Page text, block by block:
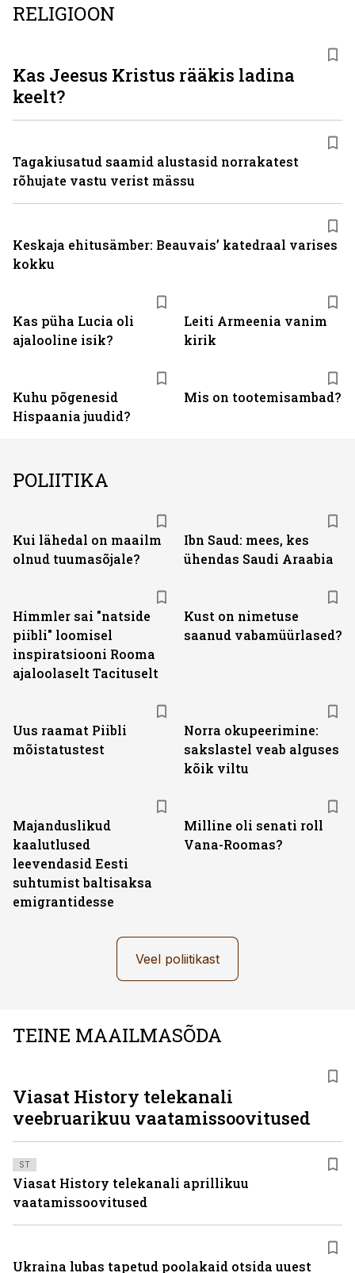
RELIGIOON
Kas püha Lucia oli
ajalooline isik?
Leiti Armeenia vanim
kirik
Kuhu põgenesid
Hispaania juudid?
Mis on tootemisambad?
Kas Jeesus Kristus rääkis ladina
keelt?
Tagakiusatud saamid alustasid norrakatest
rõhujate vastu verist mässu
Keskaja ehitusämber: Beauvais’ katedraal varises
kokku
POLIITIKA
Kui lähedal on maailm
olnud tuumasõjale?
Ibn Saud: mees, kes
ühendas Saudi Araabia
Himmler sai "natside
piibli" loomisel
inspiratsiooni Rooma
ajaloolaselt Tacituselt
Kust on nimetuse
saanud vabamüürlased?
Uus raamat Piibli
mõistatustest
Norra okupeerimine:
sakslastel veab alguses
kõik viltu
Majanduslikud
kaalutlused
leevendasid Eesti
suhtumist baltisaksa
emigrantidesse
Milline oli senati roll
Vana-Roomas?
Veel poliitikast
TEINE MAAILMASÕDA
Viasat History telekanali
veebruarikuu vaatamissoovitused
ST
Viasat History telekanali aprillikuu
vaatamissoovitused
Ukraina lubas tapetud poolakaid otsida uuest